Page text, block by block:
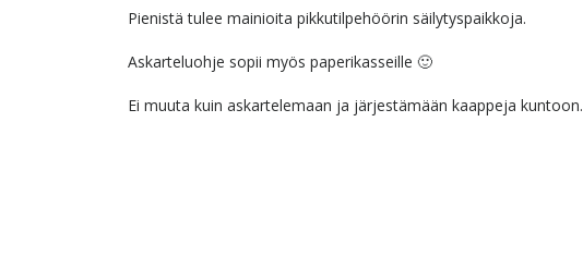
Pienistä tulee mainioita pikkutilpehöörin säilytyspaikkoja.
Askarteluohje sopii myös paperikasseille 🙂
Ei muuta kuin askartelemaan ja järjestämään kaappeja kuntoon.